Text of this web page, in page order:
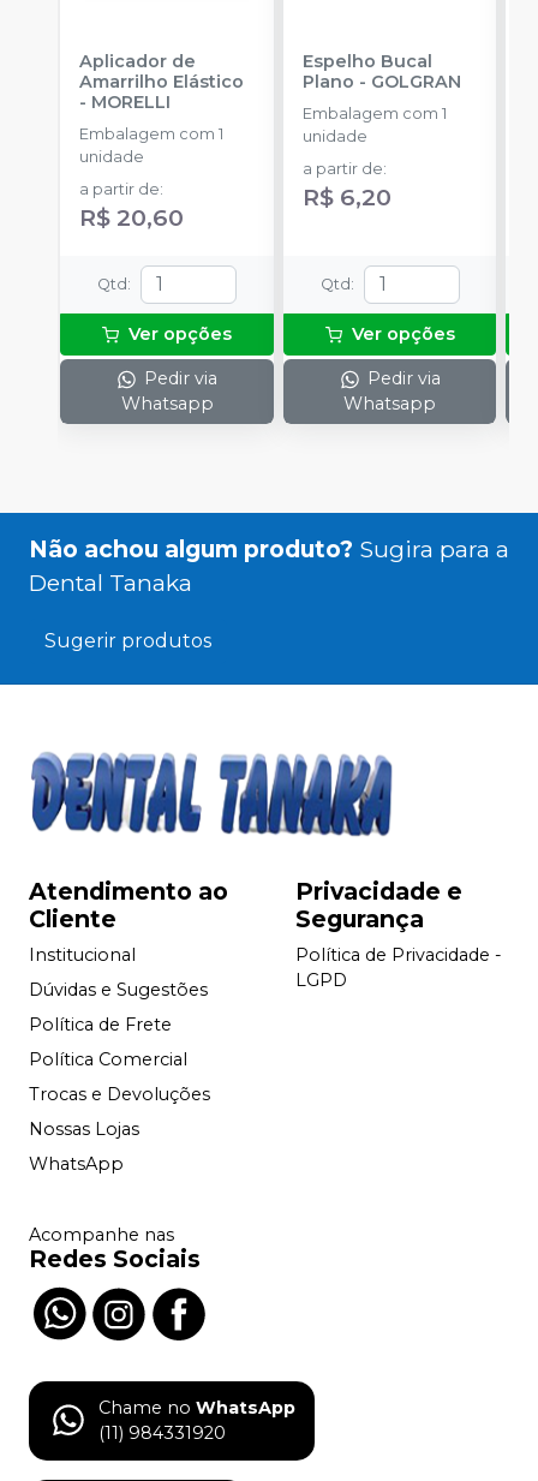
Aplicador de
Amarrilho Elástico
- MORELLI
Embalagem com 1
unidade
a partir de:
R$ 20,60
Qtd :
Ver opções
Pedir via
Whatsapp
Espelho Bucal
Plano - GOLGRAN
Embalagem com 1
unidade
a partir de:
R$ 6,20
Qtd :
Ver opções
Pedir via
Whatsapp
Não achou algum produto? Sugira para a
Dental Tanaka
Sugerir produtos
Atendimento ao
Cliente
Institucional
Dúvidas e Sugestões
Política de Frete
Política Comercial
Trocas e Devoluções
Nossas Lojas
WhatsApp
Privacidade e
Segurança
Política de Privacidade -
LGPD
Acompanhe nas
Redes Sociais
Chame no WhatsApp
(11) 984331920